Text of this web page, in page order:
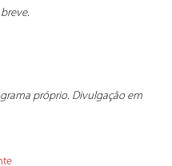
próprio. Divulgação em